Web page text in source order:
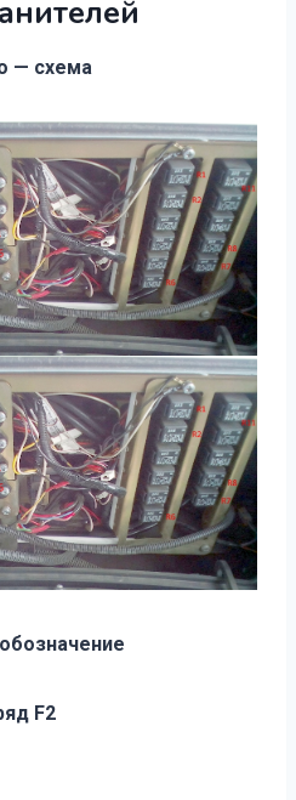
— схема
F2